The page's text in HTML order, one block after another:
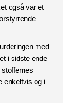
også var et
med
i sidste ende
stoffernes
enkeltvis og i